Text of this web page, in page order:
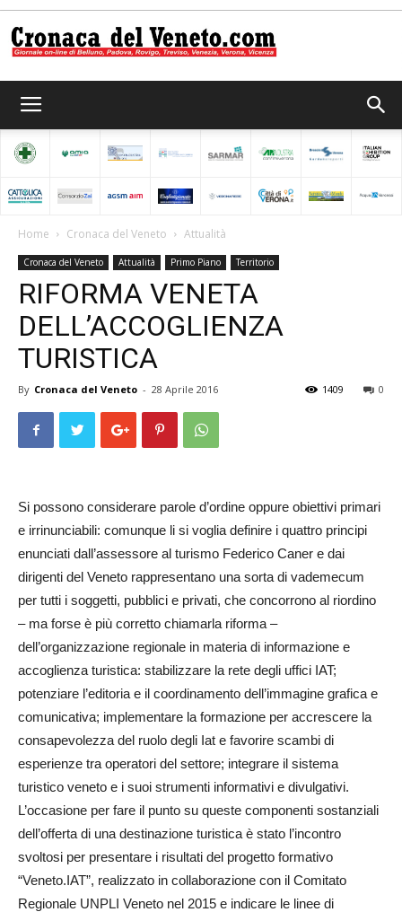
del
Veneto
Home Cronaca del Veneto Attualità
Cronaca del Veneto Attualità Primo Piano Territorio
RIFORMA VENETA
DELL’ACCOGLIENZA
TURISTICA
By Cronaca del Veneto - 28 Aprile 2016 0
1409
Si possono considerare parole d’ordine oppure obiettivi primari
e irrinunciabili: comunque li si voglia definire i quattro principi
enunciati dall’assessore al turismo Federi­co Caner e dai
dirigenti del Veneto rappresentano una sorta di vademecum
per tutti i soggetti, pubblici e privati, che concorrono al riordino
– ma forse è più corretto chiamarla riforma –
dell’organizzazione regionale in materia di informazione e
accoglienza turistica: stabilizzare la rete degli uffici IAT;
potenziare l’editoria e il coordinamento dell’immagine grafica e
comunicativa; implementare la formazione per accrescere la
consapevolezza del ruolo degli Iat e favorire scambi di
esperienze tra operatori del settore; in­te­grare il sistema
turistico veneto e i suoi strumenti informativi e divulgativi.
L’occasione per fare il punto su queste componenti sostanziali
dell’offerta di una destinazione turistica è stato l’incontro
svoltosi per presentare i risultati del progetto formativo
“Veneto.IAT”, realizzato in collaborazione con il Comitato
Regionale UNPLI Ve­ne­to nel 2015 e indicare le linee di